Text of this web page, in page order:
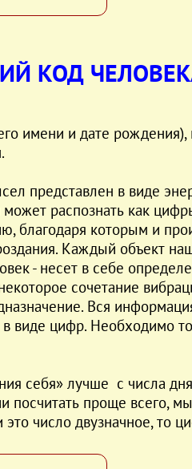
КОД
имени и дате рождения),
представлен в виде
может распознать как
благодаря которым и
Каждый объект
- несет в себе
сочетание
Вся
в виде цифр. Необходимо
себя» лучше с числа
посчитать проще всего,
это число двузначное, то